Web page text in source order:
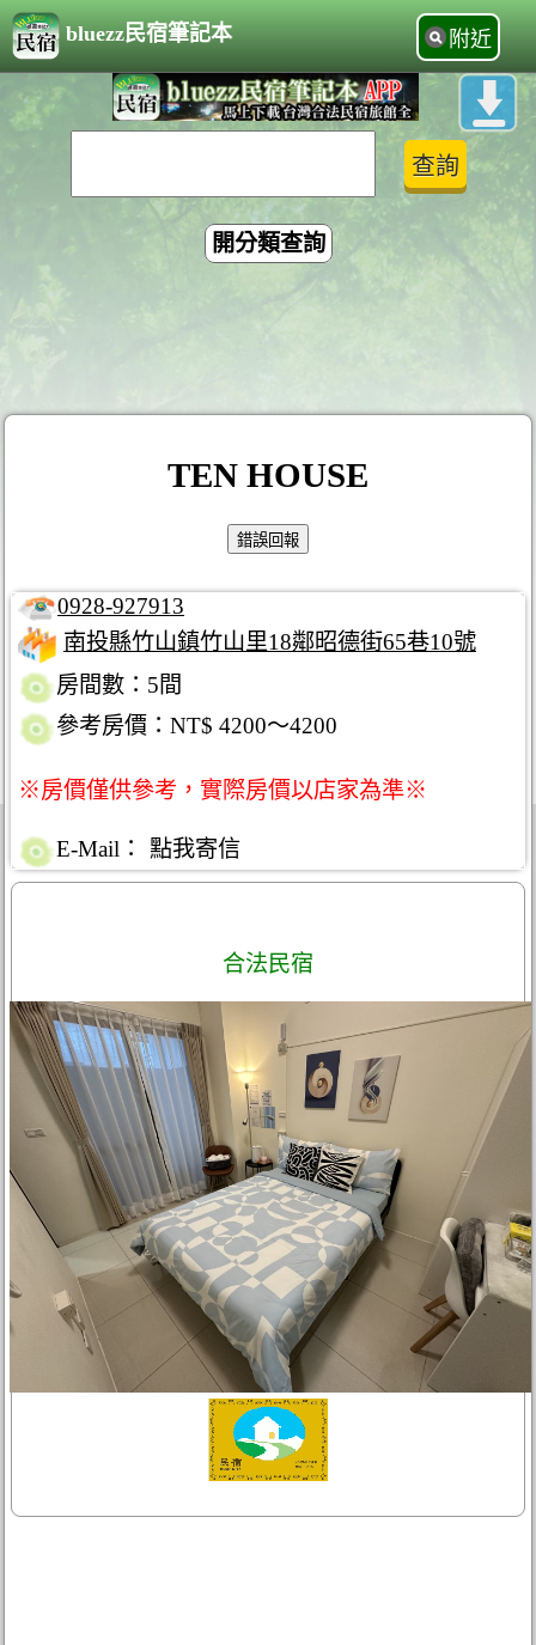
bluezz民宿筆記本 附近
開分類查詢
TEN HOUSE
0928-927913
南投縣竹山鎮竹山里18鄰昭德街65巷10號
房間數：5間
參考房價：NT$ 4200～4200
※房價僅供參考，實際房價以店家為準※
E-Mail： 點我寄信
合法民宿